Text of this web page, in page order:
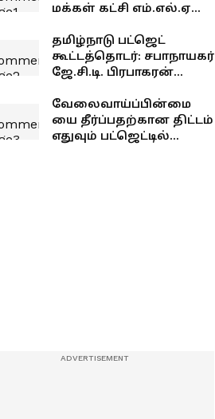
மக்கள் கட்சி எம்.எல்.ஏ
பேட்டி
தமிழ்நாடு பட்ஜெட்
கூட்டத்தொடர்: சபாநாயகர்
ஜே.சி.டி. பிரபாகரன்
வேலைவாய்ப்பின்மை
யை தீர்ப்பதற்கான திட்டம்
எதுவும் பட்ஜெட்டில்